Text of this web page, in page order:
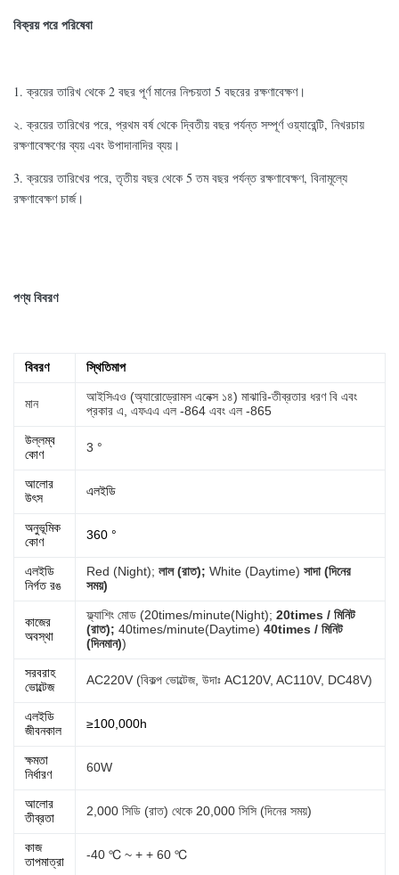
বিক্রয় পরে পরিষেবা
1. ক্রয়ের তারিখ থেকে 2 বছর পূর্ণ মানের নিশ্চয়তা 5 বছরের রক্ষণাবেক্ষণ।
২. ক্রয়ের তারিখের পরে, প্রথম বর্ষ থেকে দ্বিতীয় বছর পর্যন্ত সম্পূর্ণ ওয়্যারেন্টি, নিখরচায়
রক্ষণাবেক্ষণের ব্যয় এবং উপাদানাদির ব্যয়।
3. ক্রয়ের তারিখের পরে, তৃতীয় বছর থেকে 5 তম বছর পর্যন্ত রক্ষণাবেক্ষণ, বিনামূল্যে
রক্ষণাবেক্ষণ চার্জ।
পণ্য বিবরণ
বিবরণ স্থিতিমাপ
মান
আইসিএও (অ্যারোড্রোমস এনেক্স ১৪) মাঝারি-তীব্রতার ধরণ বি এবং
প্রকার এ, এফএএ এল -864 এবং এল -865
উল্লম্ব
কোণ
3 °
আলোর
উৎস
এলইডি
অনুভূমিক
কোণ
360 °
এলইডি
নির্গত রঙ
Red (Night); লাল (রাত); White (Daytime) সাদা (দিনের
সময়)
কাজের
অবস্থা
ফ্ল্যাশিং মোড (20times/minute(Night); 20times / মিনিট
(রাত); 40times/minute(Daytime) 40times / মিনিট
(দিনমান))
সরবরাহ
ভোল্টেজ
AC220V (বিকল্প ভোল্টেজ, উদাঃ AC120V, AC110V, DC48V)
এলইডি
জীবনকাল
≥100,000h
ক্ষমতা
নির্ধারণ
60W
আলোর
তীব্রতা
2,000 সিডি (রাত) থেকে 20,000 সিসি (দিনের সময়)
কাজ
তাপমাত্রা
-40 ℃ ~ + + 60 ℃